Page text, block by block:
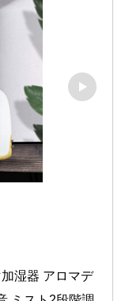
湿器 アロマデ